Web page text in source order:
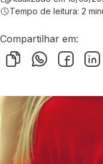
Tempo de leitura: 2
Compartilhar em: